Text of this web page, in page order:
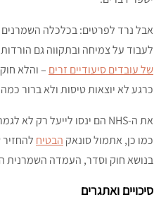
אבל נרד לפרטים: בכלכלה השמרנים
לעבוד על צמיחה ובתקווה גם
של עובדים סיעודיים זרים – והלא
כרגע לא יוצאות טיסות ולא ברור
כמו כן, אתמול סונאק הבטיח
בנושא חוק וסדר, העמדה השמרנית
סיכויים ואתגרים